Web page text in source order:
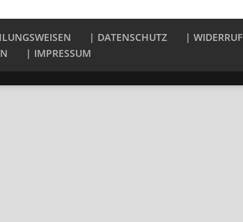
| DATENSCHUTZ
| WIDERRUF
| IMPRESSUM